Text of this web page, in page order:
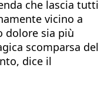
che lascia tutti
vicino a
dolore sia più
scomparsa del
dice il